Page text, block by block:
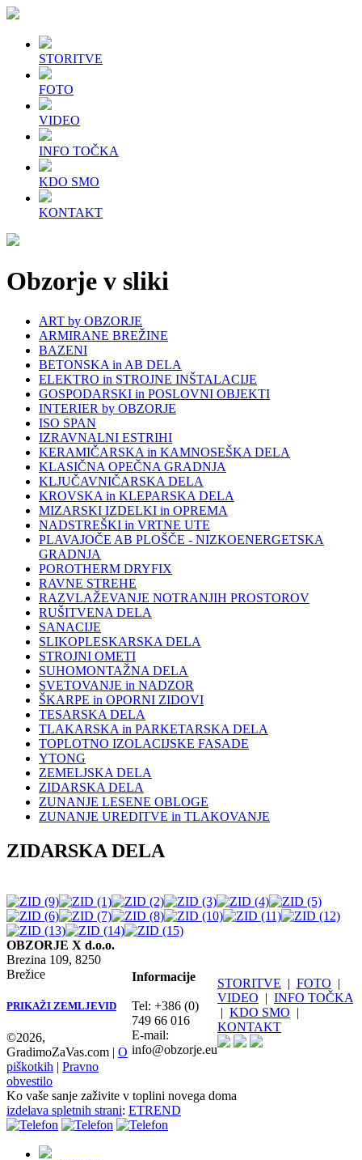
STORITVE
FOTO
VIDEO
INFO TOČKA
KDO SMO
KONTAKT
Obzorje v sliki
ART by OBZORJE
ARMIRANE BREŽINE
BAZENI
BETONSKA in AB DELA
ELEKTRO in STROJNE INŠTALACIJE
GOSPODARSKI in POSLOVNI OBJEKTI
INTERIER by OBZORJE
ISO SPAN
IZRAVNALNI ESTRIHI
KERAMIČARSKA in KAMNOSEŠKA DELA
KLASIČNA OPEČNA GRADNJA
KLJUČAVNIČARSKA DELA
KROVSKA in KLEPARSKA DELA
MIZARSKI IZDELKI in OPREMA
NADSTREŠKI in VRTNE UTE
PLAVAJOČE AB PLOŠČE - NIZKOENERGETSKA
GRADNJA
POROTHERM DRYFIX
RAVNE STREHE
RAZVLAŽEVANJE NOTRANJIH PROSTOROV
RUŠITVENA DELA
SANACIJE
SLIKOPLESKARSKA DELA
STROJNI OMETI
SUHOMONTAŽNA DELA
SVETOVANJE in NADZOR
ŠKARPE in OPORNI ZIDOVI
TESARSKA DELA
TLAKARSKA in PARKETARSKA DELA
TOPLOTNO IZOLACIJSKE FASADE
YTONG
ZEMELJSKA DELA
ZIDARSKA DELA
ZUNANJE LESENE OBLOGE
ZUNANJE UREDITVE in TLAKOVANJE
ZIDARSKA DELA
OBZORJE X d.o.o.
Brezina 109, 8250
Brežice
PRIKAŽI ZEMLJEVID
©2026,
GradimoZaVas.com | O
piškotkih | Pravno
obvestilo
Informacije
Tel: +386 (0)
749 66 016
E-mail:
info@obzorje.eu
STORITVE | FOTO |
VIDEO | INFO TOČKA
| KDO SMO |
KONTAKT
Ko vaše sanje zaživite v toplini novega doma
izdelava spletnih strani: ETREND